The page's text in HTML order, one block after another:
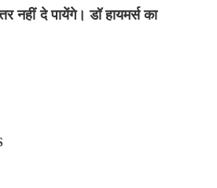
दे पायेंगे। डॉ हायमर्स का